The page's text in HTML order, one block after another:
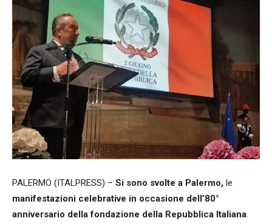
PALERMO (ITALPRESS) – Si sono svolte a Palermo, le
manifestazioni celebrative in occasione dell’80°
anniversario della fondazione della Repubblica Italiana.